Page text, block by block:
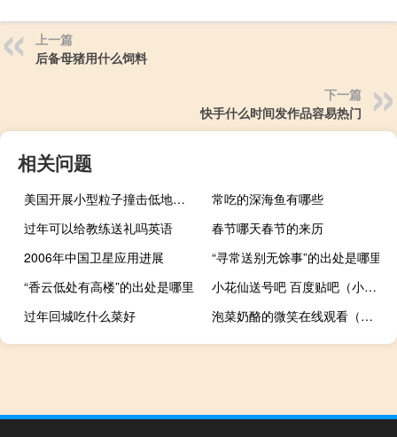
上一篇
后备母猪用什么饲料
下一篇
快手什么时间发作品容易热门
相关问题
美国开展小型粒子撞击低地球轨道航天器风险的研究
常吃的深海鱼有哪些
过年可以给教练送礼吗英语
春节哪天春节的来历
2006年中国卫星应用进展
“寻常送别无馀事”的出处是哪里
“香云低处有高楼”的出处是哪里
小花仙送号吧 百度贴吧（小花仙送号100级女号）
过年回城吃什么菜好
泡菜奶酪的微笑在线观看（泡菜奶酪微笑在线观看）